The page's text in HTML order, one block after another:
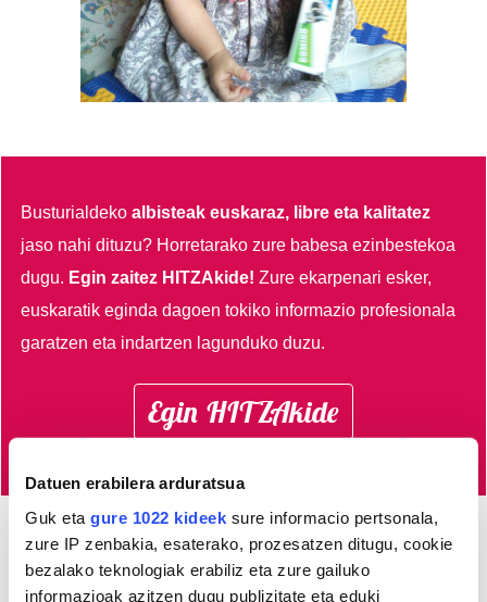
Datuen erabilera arduratsua
Guk eta gure 1022 kideek sure informacio pertsonala,
zure IP zenbakia, esaterako, prozesatzen ditugu, cookie
bezalako teknologiak erabiliz eta zure gailuko
informazioak azitzen dugu publizitate eta eduki
Busturialdekoalbisteak euskaraz, libre eta kalitatez
jaso nahi dituzu? Horretarako zure babesa ezinbestekoa
dugu. Egin zaitez HITZAkide!Zure ekarpenari esker,
euskaratik eginda dagoen tokiko informazio profesionala
garatzen eta indartzen lagunduko duzu.
Egin HITZAkide
AGENDA